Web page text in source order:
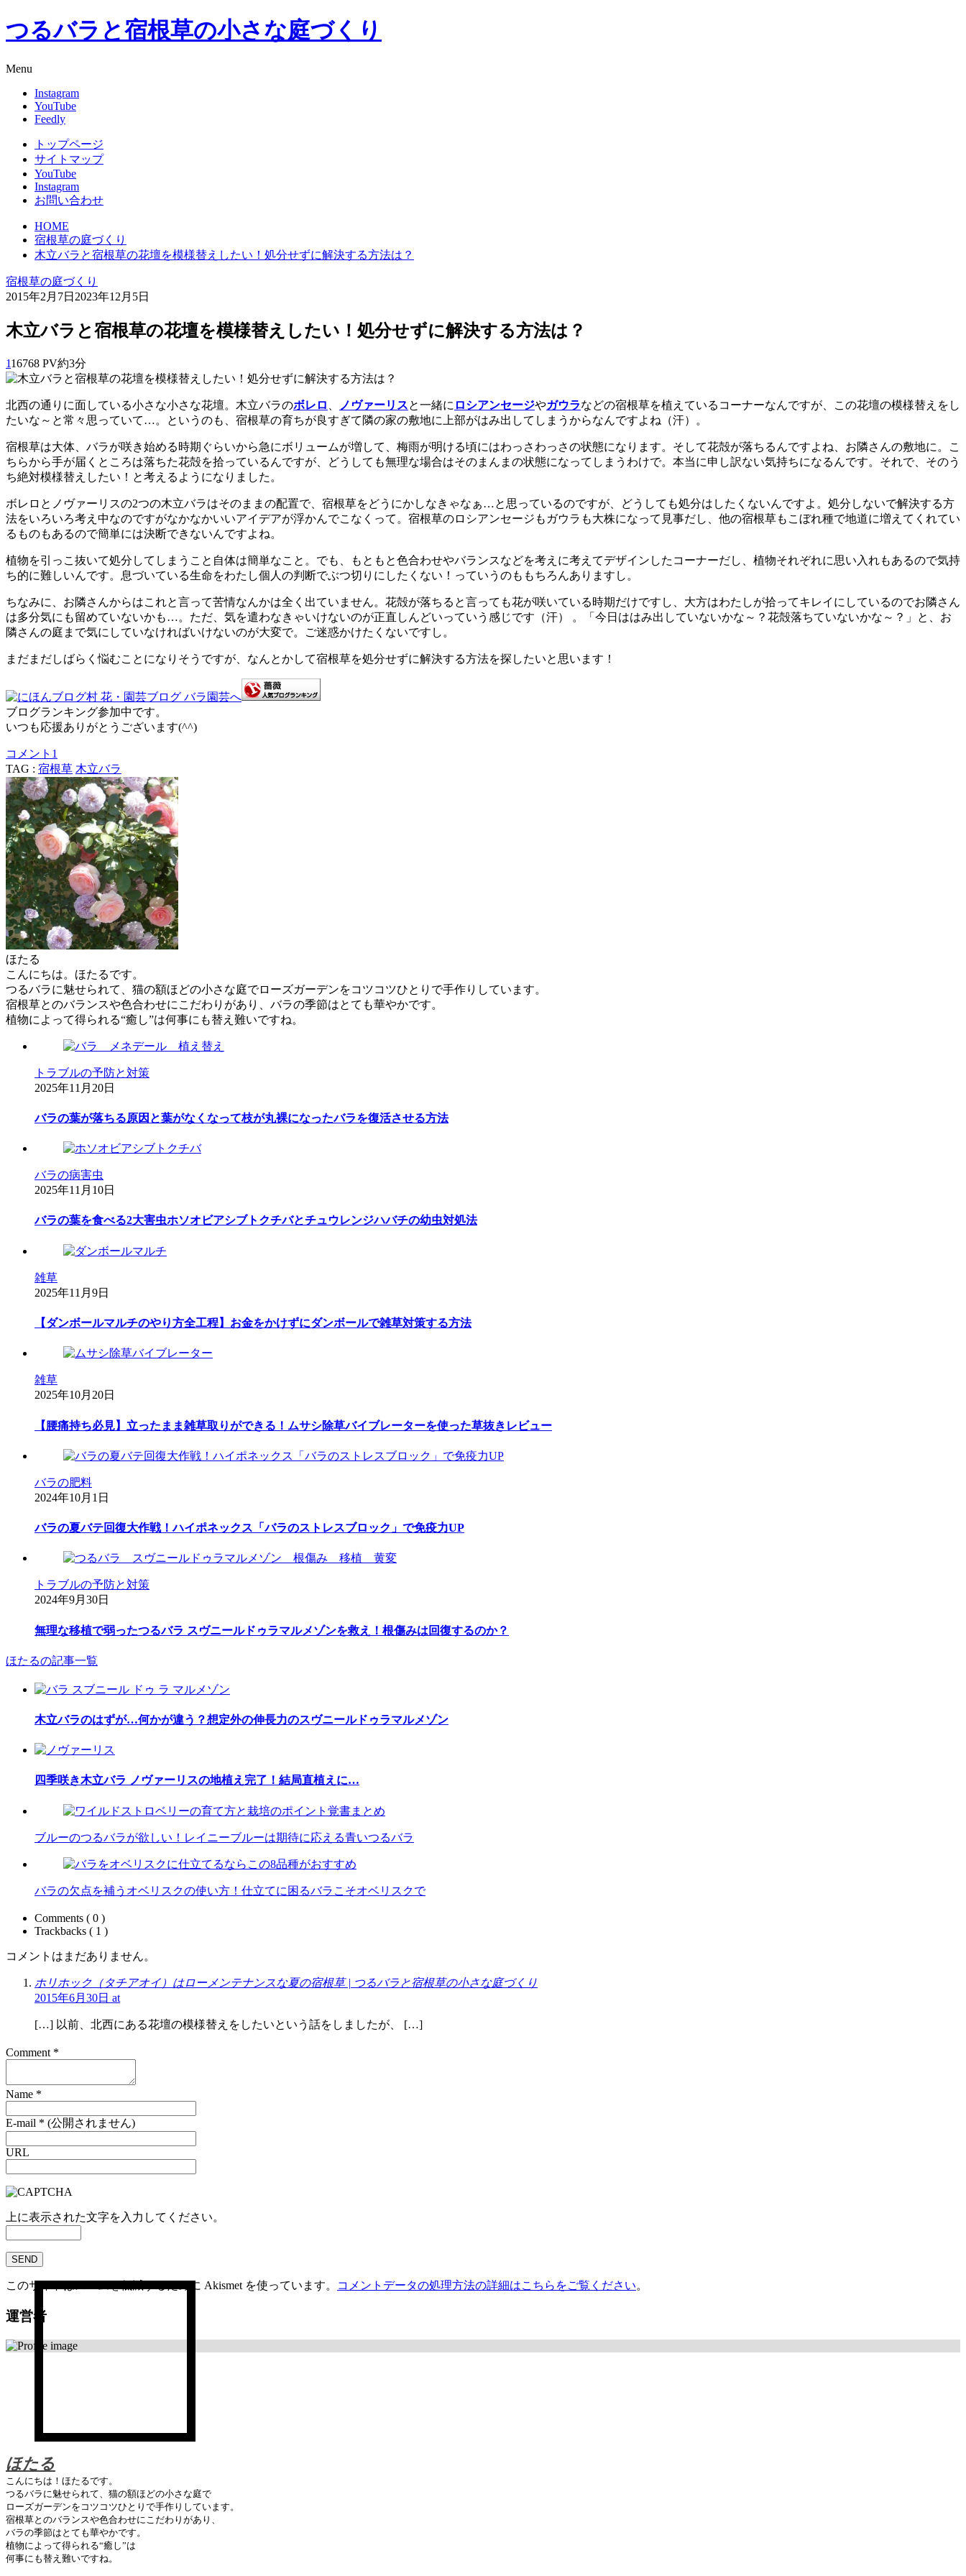
つるバラと宿根草の小さな庭づくり
Menu
Instagram
YouTube
Feedly
トップページ
サイトマップ
YouTube
Instagram
お問い合わせ
HOME
宿根草の庭づくり
木立バラと宿根草の花壇を模様替えしたい！処分せずに解決する方法は？
宿根草の庭づくり
2015年2月7日 2023年12月5日
木立バラと宿根草の花壇を模様替えしたい！処分せずに解決する方法は？
116768 PV約3分
北西の通りに面している小さな小さな花壇。木立バラのボレロ ノヴァーリスと一緒に ロシアンセージやガウラなどの宿根草を植えているコーナーなんですが、この花壇の模様替えをし
たいな～と常々思っていて…。というのも、宿根草の育ちが良すぎて隣の家の敷地に上部がはみ出してしまうからなんですよね（汗）。
宿根草は大体、バラが咲き始める時期ぐらいから急にボリュームが増して、梅雨が明ける頃にはわっさわっさの状態になります。そして花殻が落ちるんですよね、お隣さんの敷地に。こ
ちらから手が届くところは落ちた花殻を拾っているんですが、どうしても無理な場合はそのまんまの状態になってしまうわけで。本当に申し訳ない気持ちになるんです。それで、そのう
ち絶対模様替えしたい！と考えるようになりました。
ボレロとノヴァーリスの2つの木立バラはそのままの配置で、宿根草をどうにかしなきゃなぁ…と思っているのですが、どうしても処分はしたくないんですよ。処分しないで解決する方
法をいろいろ考え中なのですがなかなかいいアイデアが浮かんでこなくって。宿根草のロシアンセージもガウラも大株になって見事だし、他の宿根草もこぼれ種で地道に増えてくれてい
るものもあるので簡単には決断できないんですよね。
植物を引っこ抜いて処分してしまうこと自体は簡単なこと。でも、もともと色合わせやバランスなどを考えに考えてデザインしたコーナーだし、植物それぞれに思い入れもあるので気持
ち的に難しいんです。息づいている生命をわたし個人の判断でぶつ切りにしたくない！っていうのももちろんありますし。
ちなみに、お隣さんからはこれと言って苦情なんかは全く出ていません。花殻が落ちると言っても花が咲いている時期だけですし、大方はわたしが拾ってキレイにしているのでお隣さん
は多分気にも留めていないかも…。ただ、気を遣わなきゃいけないのが正直しんどいっていう感じです（汗） 。「今日ははみ出していないかな～？花殻落ちていないかな～？」と、お
隣さんの庭まで気にしていなければいけないのが大変で。ご迷惑かけたくないですし。
まだまだしばらく悩むことになりそうですが、なんとかして宿根草を処分せずに解決する方法を探したいと思います！
ブログランキング参加中です。
いつも応援ありがとうございます(^^)
コメント 1
TAG : 宿根草 木立バラ
ほたる
こんにちは。ほたるです。
つるバラに魅せられて、猫の額ほどの小さな庭でローズガーデンをコツコツひとりで手作りしています。
宿根草とのバランスや色合わせにこだわりがあり、バラの季節はとても華やかです。
植物によって得られる“癒し”は何事にも替え難いですね。
トラブルの予防と対策
2025年11月20日
バラの葉が落ちる原因と葉がなくなって枝が丸裸になったバラを復活させる方法
バラの病害虫
2025年11月10日
バラの葉を食べる2大害虫ホソオビアシブトクチバとチュウレンジハバチの幼虫対処法
雑草
2025年11月9日
【ダンボールマルチのやり方全工程】お金をかけずにダンボールで雑草対策する方法
雑草
2025年10月20日
【腰痛持ち必見】立ったまま雑草取りができる！ムサシ除草バイブレーターを使った草抜きレビュー
バラの肥料
2024年10月1日
バラの夏バテ回復大作戦！ハイポネックス「バラのストレスブロック」で免疫力UP
トラブルの予防と対策
2024年9月30日
無理な移植で弱ったつるバラ スヴニールドゥラマルメゾンを救え！根傷みは回復するのか？
ほたるの記事一覧
木立バラのはずが…何かが違う？想定外の伸長力のスヴニールドゥラマルメゾン
四季咲き木立バラ ノヴァーリスの地植え完了！結局直植えに…
ブルーのつるバラが欲しい！レイニーブルーは期待に応える青いつるバラ
バラの欠点を補うオベリスクの使い方！仕立てに困るバラこそオベリスクで
Comments ( 0 )
Trackbacks ( 1 )
コメントはまだありません。
ホリホック（タチアオイ）はローメンテナンスな夏の宿根草 | つるバラと宿根草の小さな庭づくり
2015年6月30日 at
[…] 以前、北西にある花壇の模様替えをしたいという話をしましたが、 […]
Comment *
Name *
E-mail * (公開されません)
URL
上に表示された文字を入力してください。
このサイトはスパムを低減するために Akismet を使っています。 コメントデータの処理方法の詳細はこちらをご覧ください。
運営者
ほたる
こんにちは！ほたるです。
つるバラに魅せられて、猫の額ほどの小さな庭で
ローズガーデンをコツコツひとりで手作りしています。
宿根草とのバランスや色合わせにこだわりがあり、
バラの季節はとても華やかです。
植物によって得られる“癒し”は
何事にも替え難いですね。